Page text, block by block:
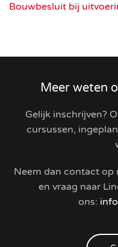
Bouwbesluit bij
Meer weten
Gelijk inschrijven?
cursussen,
Neem dan contact op
en vraag naar
ons: